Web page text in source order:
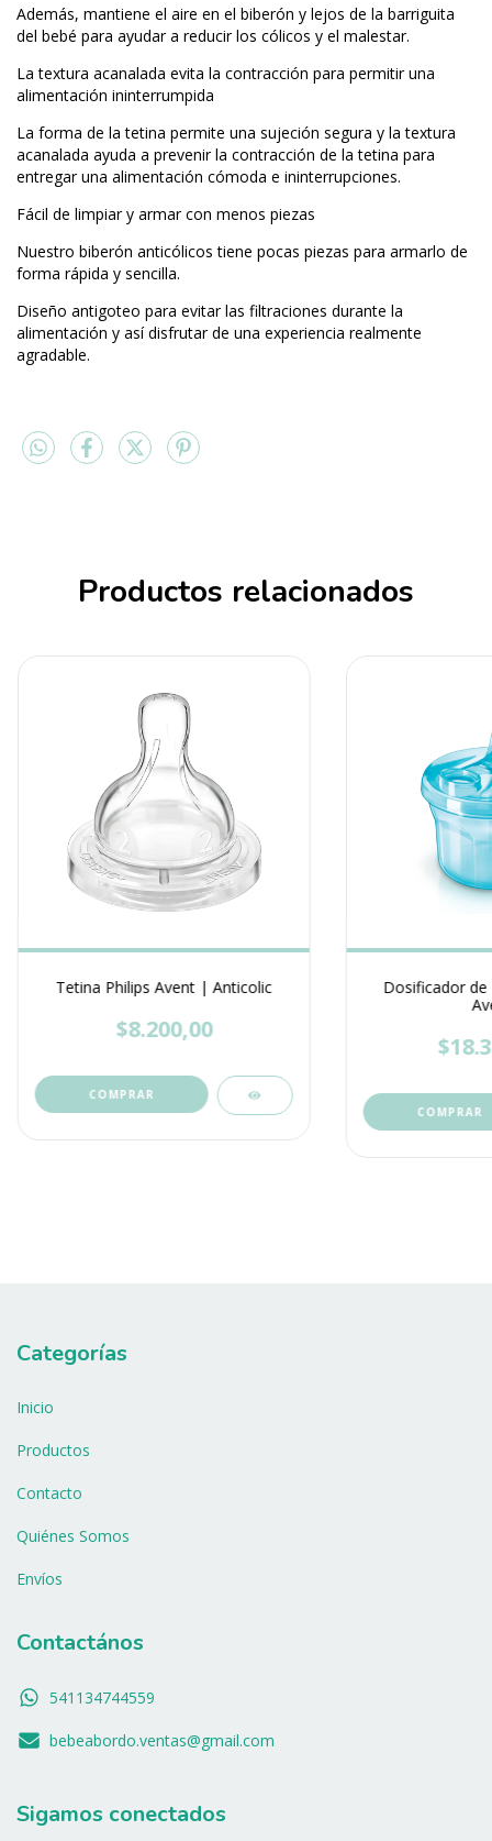
Además, mantiene el aire en el biberón y lejos de la barriguita
del bebé para ayudar a reducir los cólicos y el malestar.
La textura acanalada evita la contracción para permitir una
alimentación ininterrumpida
La forma de la tetina permite una sujeción segura y la textura
acanalada ayuda a prevenir la contracción de la tetina para
entregar una alimentación cómoda e ininterrupciones.
Fácil de limpiar y armar con menos piezas
Nuestro biberón anticólicos tiene pocas piezas para armarlo de
forma rápida y sencilla.
Diseño antigoteo para evitar las filtraciones durante la
alimentación y así disfrutar de una experiencia realmente
agradable.
Productos relacionados
Tetina Philips Avent | Anticolic
$8.200,00
COMPRAR
Dosificador
Categorías
Inicio
Productos
Contacto
Quiénes Somos
Envíos
Contactános
541134744559
bebeabordo.ventas@gmail.com
Sigamos conectados